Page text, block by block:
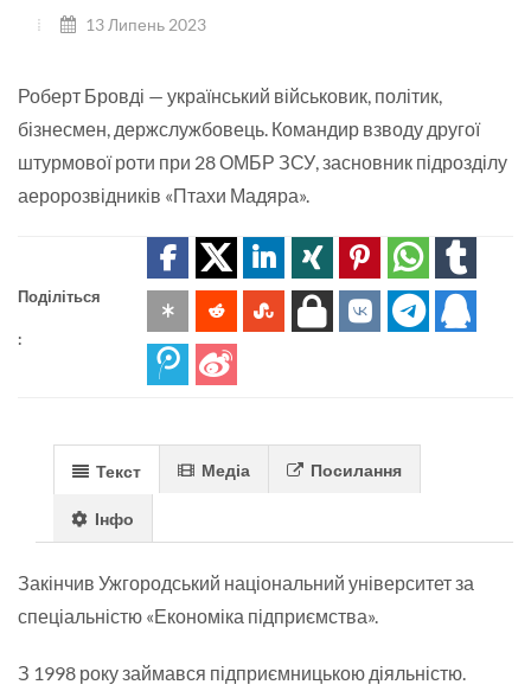
13 Липень 2023
Роберт Бровді — український військовик, політик,
бізнесмен, держслужбовець. Командир взводу другої
штурмової роти при 28 ОМБР ЗСУ, засновник підрозділу
аеророзвідників «Птахи Мадяра».
Поділіться
:
Текст Медіа Посилання
Інфо
Закінчив Ужгородський національний університет за
спеціальністю «Економіка підприємства».
З 1998 року займався підприємницькою діяльністю.